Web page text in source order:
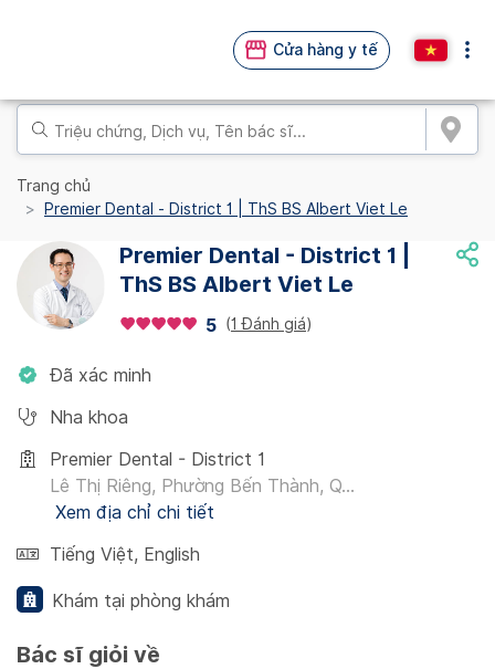
Cửa hàng y tế
Trang chủ
Premier Dental - District 1 | ThS BS Albert Viet Le
Premier Dental - District 1 |
ThS BS Albert Viet Le
5 (1 Đánh giá)
Đã xác minh
Nha khoa
Premier Dental - District 1
Lê Thị Riêng, Phường Bến Thành, Q...
Xem địa chỉ chi tiết
Tiếng Việt, English
Khám tại phòng khám
Bác sĩ giỏi về